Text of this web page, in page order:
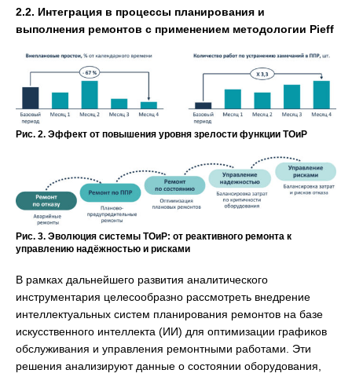
2.2. Интеграция в процессы планирования и
выполнения ремонтов с применением методологии Pieff
Рис. 2. Эффект от повышения уровня зрелости функции ТОиР
Рис. 3. Эволюция системы ТОиР: от реактивного ремонта к
управлению надёжностью и рисками
В рамках дальнейшего развития аналитического
инструментария целесообразно рассмотреть внедрение
интеллектуальных систем планирования ремонтов на базе
искусственного интеллекта (ИИ) для оптимизации графиков
обслуживания и управления ремонтными работами. Эти
решения анализируют данные о состоянии оборудования,